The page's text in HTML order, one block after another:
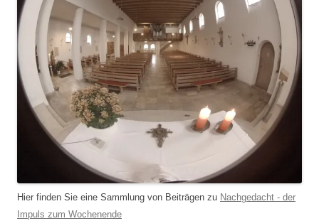
Hier finden Sie eine Sammlung von Beiträgen zu Nachgedacht - der
Impuls zum Wochenende